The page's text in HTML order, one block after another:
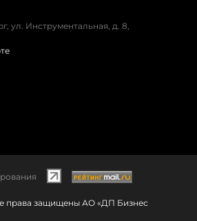
ул. Инструментальная, д. 8,
права защищены АО «ДП Бизнес